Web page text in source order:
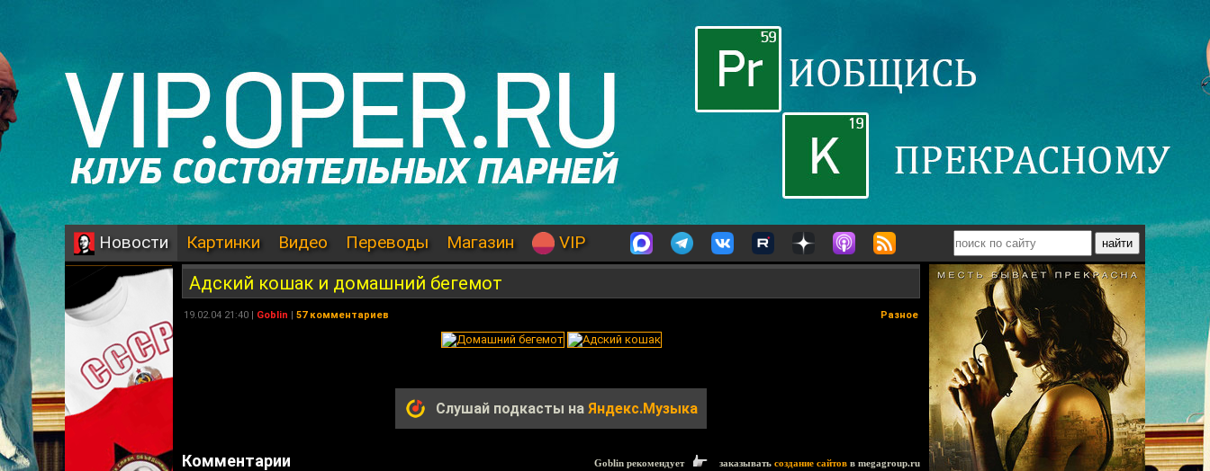
Новости Картинки Видео Переводы Магазин VIP
Адский кошак и домашний бегемот
19.02.04 21:40 | Goblin | 57 комментариев Разное
Слушай подкасты на Яндекс.Музыка
Комментарии Goblin рекомендует заказывать создание сайтов в megagroup.ru